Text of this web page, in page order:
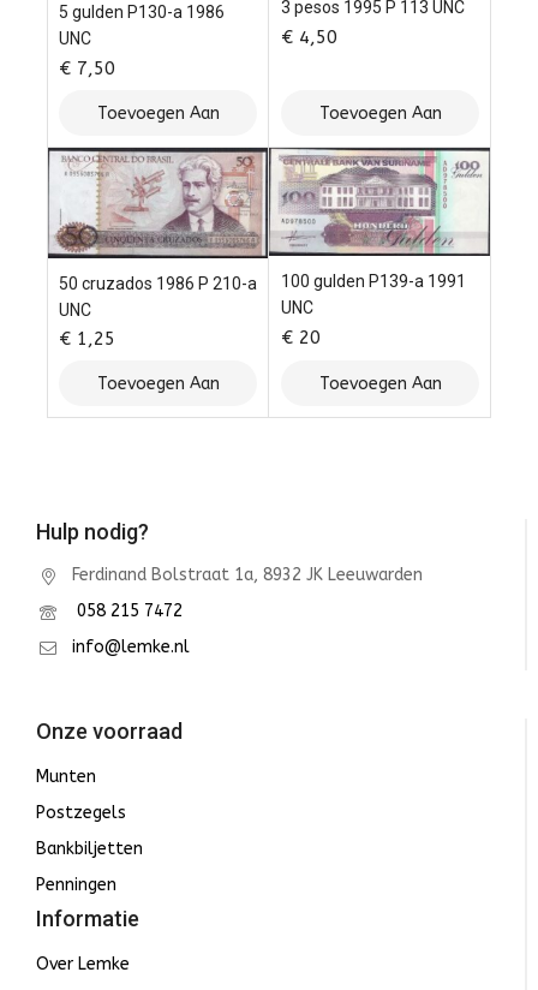
5 gulden P130-a 1986
UNC
€ 7,50
Toevoegen Aan
Winkelwagen
3 pesos 1995 P 113 UNC
€ 4,50
Toevoegen Aan
Winkelwagen
50 cruzados 1986 P 210-a
UNC
€ 1,25
Toevoegen Aan
Winkelwagen
100 gulden P139-a 1991
UNC
€ 20
Toevoegen Aan
Winkelwagen
Hulp nodig?
Ferdinand Bolstraat 1a, 8932 JK Leeuwarden
058 215 7472
info@lemke.nl
Onze voorraad
Munten
Postzegels
Bankbiljetten
Penningen
Informatie
Over Lemke